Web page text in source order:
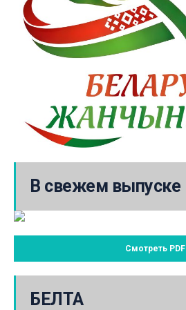
В свежем выпуске
Смотреть PDF
БЕЛТА